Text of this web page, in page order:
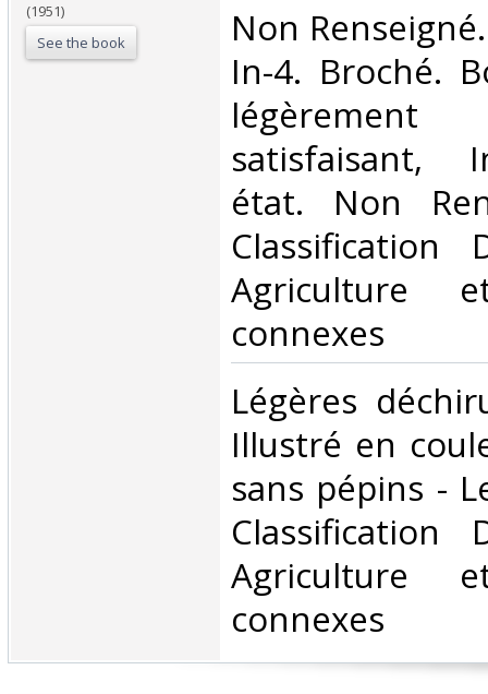
(1951)
See the book
‎Non
In-4. Broché.
satisfaisant,
état. Non
Classification
Agriculture
connexes‎
‎Légères
Illustré en
sans pépins -
Classification
Agriculture
connexes‎